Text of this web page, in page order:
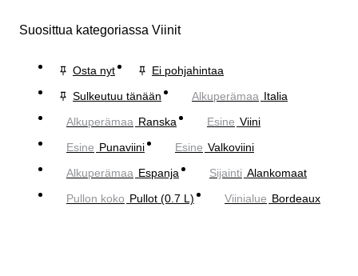
Suosittua kategoriassa Viinit
Osta nyt
Ei pohjahintaa
Sulkeutuu tänään
Alkuperämaa Italia
Alkuperämaa Ranska Esine Viini
Esine Punaviini Esine Valkoviini
Alkuperämaa Espanja Sijainti Alankomaat
Pullon koko Pullot (0.7 L) Viinialue Bordeaux